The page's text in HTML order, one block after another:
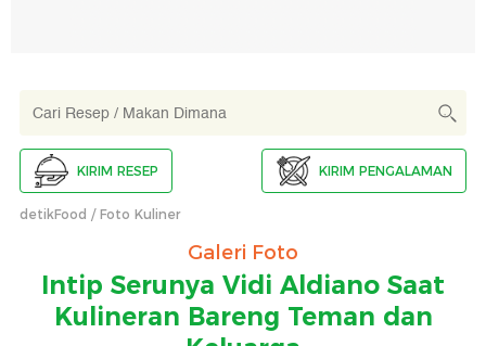
KIRIM RESEP KIRIM PENGALAMAN
detikFood Foto Kuliner
Galeri Foto
Intip Serunya Vidi Aldiano Saat
Kulineran Bareng Teman dan